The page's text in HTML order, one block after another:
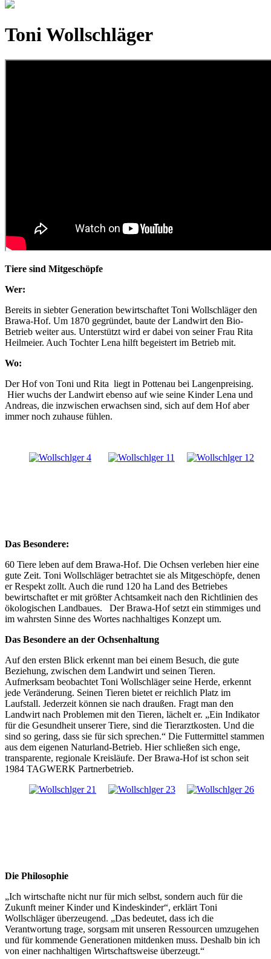
Toni Wollschläger
Tiere sind Mitgeschöpfe
Wer:
Bereits in siebter Generation bewirtschaftet Toni Wollschläger den
Brawa-Hof. Um 1870 gegründet, baute der Landwirt den Bio-
Betrieb weiter aus. Unterstützt wird er dabei von seiner Frau Rita
Heilmeier. Auch Tochter Lena hilft begeistert im Betrieb mit.
Wo:
Der Hof von Toni und Rita liegt in Pottenau bei Langenpreising.
Hier wuchs der Landwirt ebenso auf wie seine Kinder Lena und
Andreas, die inzwischen erwachsen sind, sich auf dem Hof aber
immer noch zuhause fühlen.
Das Besondere:
60 Tiere leben auf dem Brawa-Hof. Die Ochsen verleben hier eine
gute Zeit. Toni Wollschläger betrachtet sie als Mitgeschöpfe, denen
er Respekt zollt. Auch die rund 120 ha Land des Betriebes
bewirtschaftet er mit größter Achtsamkeit nach den Richtlinien des
ökologischen Landbaues. Der Brawa-Hof setzt ein stimmiges und
im wahrsten Sinne des Wortes nachhaltiges Konzept um.
Das Besondere an der Ochsenhaltung
Auf den ersten Blick erkennt man bei einem Besuch, die gute
Beziehung, zwischen dem Landwirt und seinen Tieren.
Aufmerksam beobachtet Toni Wollschläger seine Herde, erkennt
jede Veränderung. Seinen Tieren bietet er reichlich Platz im
Laufstall. Jederzeit können sie nach draußen. Fragt man den
Landwirt nach Problemen mit den Tieren, lächelt er. „Ein Indikator
für die Gesundheit unserer Tiere, sind die Tierarztkosten. Und die
sind so gering, dass sie für sich sprechen.“ Die Futtermittel stammen
aus dem eigenen Naturland-Betrieb. Hier schließen sich enge,
transparente, regionale Kreisläufe. Der Brawa-Hof ist schon seit
1984 TAGWERK Partnerbetrieb.
Die Philosophie
„Ich wirtschafte nicht nur für mich selbst, sondern auch für die
Zukunft meiner Kinder und Kindeskinder“, erklärt Toni
Wollschläger überzeugend. „Das bedeutet, dass ich die
Verantwortung trage, sorgsam mit unseren Ressourcen umzugehen
und für kommende Generationen mitdenken muss. Deshalb bin ich
von einer nachhaltigen Wirtschaftsweise überzeugt.“